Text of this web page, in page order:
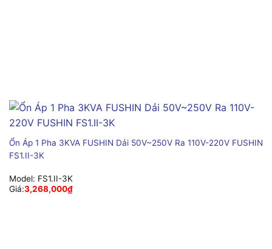
Ổn Áp 1 Pha 3KVA FUSHIN Dải 50V~250V Ra 110V-220V FUSHIN
FS1.II-3K
Model: FS1.II-3K
Giá:3,268,000₫